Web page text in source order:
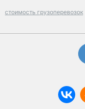
стоимость грузоперевозок